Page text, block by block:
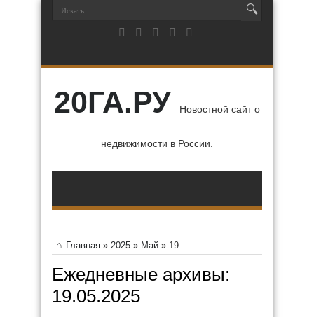
20ГА.РУ Новостной сайт о
недвижимости в России.
Главная » 2025 » Май » 19
Ежедневные архивы:
19.05.2025